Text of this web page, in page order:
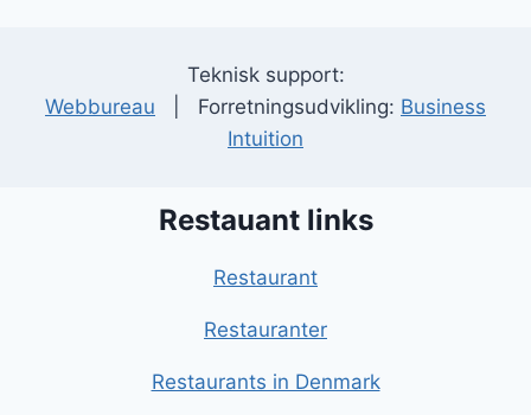
Teknisk support:
Webbureau | Forretningsudvikling: Business
Intuition
Restauant links
Restaurant
Restauranter
Restaurants in Denmark